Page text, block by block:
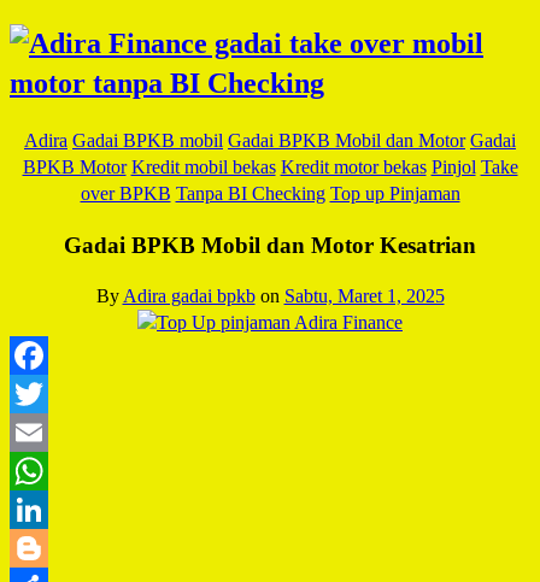
Adira Gadai BPKB mobil Gadai BPKB Mobil dan Motor Gadai
BPKB Motor Kredit mobil bekas Kredit motor bekas Pinjol Take
over BPKB Tanpa BI Checking Top up Pinjaman
Gadai BPKB Mobil dan Motor Kesatrian
By Adira gadai bpkb on Sabtu, Maret 1, 2025